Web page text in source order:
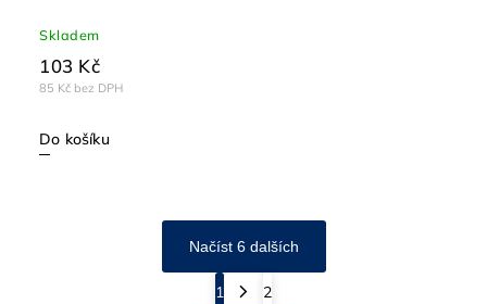
Skladem
85 Kč bez DPH
103 Kč
Do košíku
Načíst 6 dalších
1
2